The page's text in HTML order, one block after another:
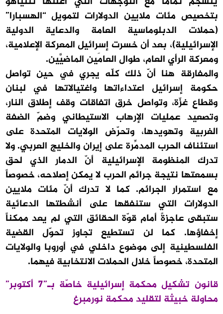
بتخصيص مئات ملايين الدولارات لتمويل “الهسبارا”
(حملات الدبلوماسية العامة والدعاية الدولية
الإسرائيلية)، بعد أن خسرت إسرائيل المعركة الإعلامية،
ومعركة الرأي العام، طوال العامَين الماضيَّين.
والمفارقة هنا أنّ ذلك كلّه يجري في حين تواصل
حكومة إسرائيل اعتداءاتها واغتيالاتها في لبنان
وقطاع غزّة، وتواصل خرق اتفاقات وقف إطلاق النار،
وتصعيد عمليات الإرهاب الاستيطاني وضمّ الضفة
الغربية وتهويدها، وتحرّض الولايات المتحدة على
استئناف الحرب المدمِّرة على إيران والخليج العربي. ولا
تدرك المنظومة الإسرائيلية أنّ الدمار الذي لحق
بسمعتها نتيجة جرائم الحرب لا يمكن إصلاحه، خصوصاً
مع استمرار الجرائم. كما لا تدرك أنّ مئات ملايين
الدولارات التي ستنفقها على أنشطتها الدعائية
ستبقى عاجزةً أمام قوّة الحقائق التي لم يعد ممكناً
إخفاؤها. كما لن تستطيع تجاوز تحوّل القضية
الفلسطينية إلى موضوع داخلي في أوروبا والولايات
المتحدة، خصوصاً خلال الحملات الانتخابية فيهما.
قانون تشكيل محكمة إسرائيلية خاصّة بـ”7 أكتوبر”
محاولة خبيثة لتقليد محكمة نورمبرغ